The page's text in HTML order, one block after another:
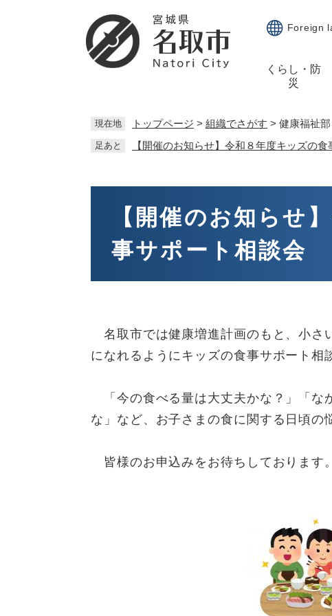
Foreign
くらし・防
災
現在地 トップページ > 組織でさがす > 健康福祉部
足あと 【開催のお知らせ】令和８年度キッズの
【開催のお知らせ
事サポート相談会
名取市では健康増進計画のもと、小さ
になれるようにキッズの食事サポート相
「今の食べる量は大丈夫かな？」「な
な」など、お子さまの食に関する日頃の
皆様のお申込みをお待ちしております。